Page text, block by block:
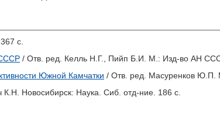
с.
/ Отв. ред. Келль Н.Г. Пийп Б.И.
М.: Изд-во АН
Южной Камчатки / Отв. ред. Масуренков Ю.П.
К.Н. Новосибирск: Наука. Сиб. отд-ние. 186 с.